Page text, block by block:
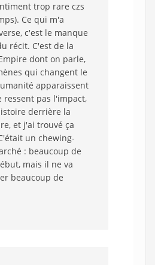
trop rare czs
Ce qui m'a
c'est le manque
récit. C'est de la
dont on parle,
qui changent le
apparaissent
ressent pas l'impact,
derrière la
et j'ai trouvé ça
un chewing-
: beaucoup de
mais il ne va
beaucoup de